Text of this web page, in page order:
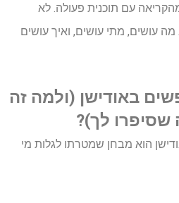
עם תוכנית פעולה. לא
עושים, מתי עושים, ואיך עושים
באודישן (ולמה זה
לך)?
הוא מבחן שמטרתו לגלות מי